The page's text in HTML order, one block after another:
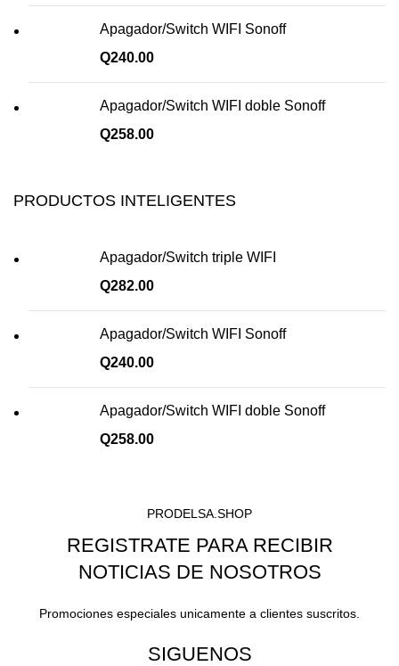
Apagador/Switch WIFI Sonoff
Q240.00
Apagador/Switch WIFI doble Sonoff
Q258.00
PRODUCTOS INTELIGENTES
Apagador/Switch triple WIFI
Q282.00
Apagador/Switch WIFI Sonoff
Q240.00
Apagador/Switch WIFI doble Sonoff
Q258.00
PRODELSA.SHOP
REGISTRATE PARA RECIBIR
NOTICIAS DE NOSOTROS
Promociones especiales unicamente a clientes suscritos.
SIGUENOS